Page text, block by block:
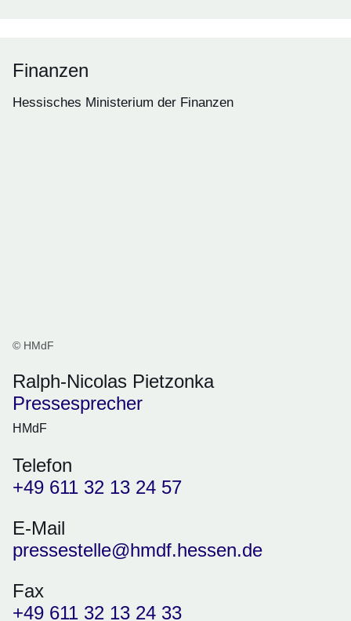
Finanzen
Hessisches Ministerium der Finanzen
© HMdF
Ralph-Nicolas Pietzonka
Pressesprecher
HMdF
Telefon
+49 611 32 13 24 57
E-Mail
pressestelle@hmdf.hessen.de
Fax
+49 611 32 13 24 33